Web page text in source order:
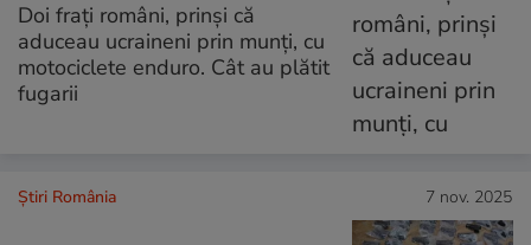
Doi fraţi români, prinși că
aduceau ucraineni prin munţi, cu
motociclete enduro. Cât au plătit
fugarii
Știri România 7 nov. 2025